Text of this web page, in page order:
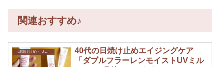
関連おすすめ♪
日焼け止め・ＵＶ オススメ
40代の日焼け止めエイジングケア
「ダブルフラーレンモイストUVミル